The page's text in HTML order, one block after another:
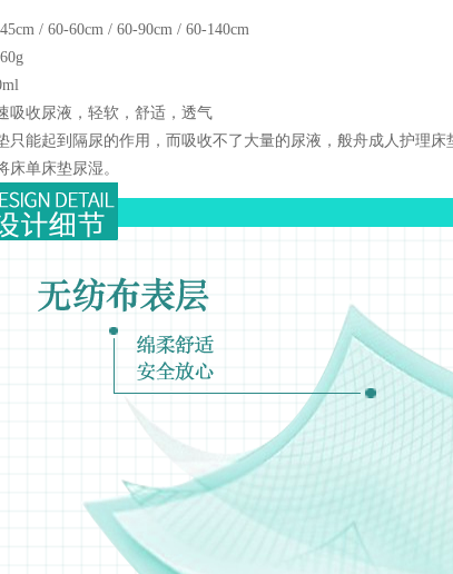
/ 60-60cm / 60-90cm / 60-140cm
吸收尿液，轻软，舒适，透气
只能起到隔尿的作用，而吸收不了大量的尿液，般舟成人护理
床单床垫尿湿。